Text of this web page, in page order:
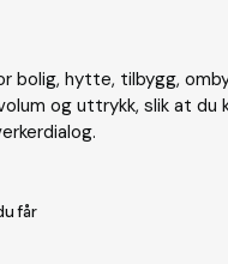
bolig, hytte, tilbygg,
og uttrykk, slik at du
får
Første steg
Få hjelp til å forstå tjenester,
mulig søknadsvei.